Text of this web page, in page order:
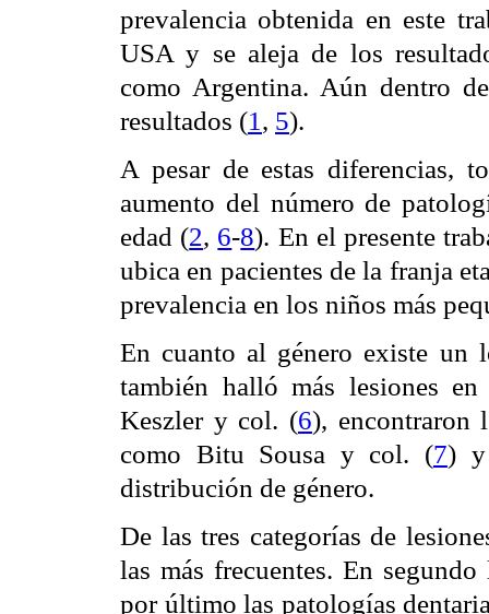
prevalencia obtenida en este
USA y se aleja de los
como Argentina. Aún dentro
resultados (1 , 5).
A pesar de estas diferencias,
aumento del número de
edad (2, 6-8). En el presente
ubica en pacientes de la franja
prevalencia en los niños más
En cuanto al género existe un
también halló más lesiones
Keszler y col. (6), encontraron
como Bitu Sousa y col. (7) y
distribución de género.
De las tres categorías de
las más frecuentes. En
por último las patologías